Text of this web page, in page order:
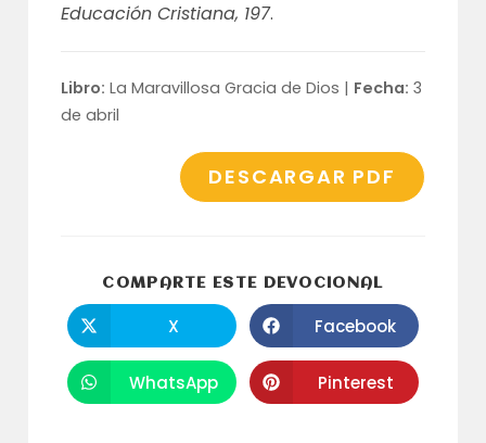
Educación Cristiana, 197.
Libro: La Maravillosa Gracia de Dios | Fecha: 3
de abril
DESCARGAR PDF
COMPARTE ESTE DEVOCIONAL
abre
en
una
nueva
ventana
X Se
abre
en
una
nueva
ventana
Facebook
Se
abre
WhatsApp Se
abre
Pinterest